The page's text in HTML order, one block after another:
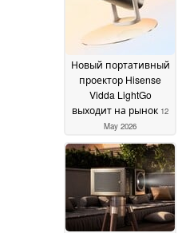
Новый портативный
проектор Hisense
Vidda LightGo
выходит на рынок 12
May 2026